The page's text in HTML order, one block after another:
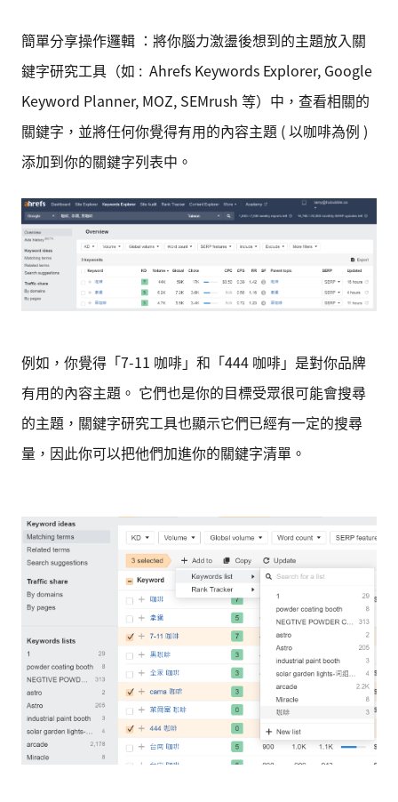
簡單分享操作邏輯 ：將你腦力激盪後想到的主題放入關
鍵字研究工具（如 : Ahrefs Keywords Explorer, Google
Keyword Planner, MOZ, SEMrush 等）中，查看相關的
關鍵字，並將任何你覺得有用的內容主題 ( 以咖啡為例 )
添加到你的關鍵字列表中。
例如，你覺得「7-11 咖啡」和「444 咖啡」是對你品牌
有用的內容主題。 它們也是你的目標受眾很可能會搜尋
的主題，關鍵字研究工具也顯示它們已經有一定的搜尋
量，因此你可以把他們加進你的關鍵字清單。